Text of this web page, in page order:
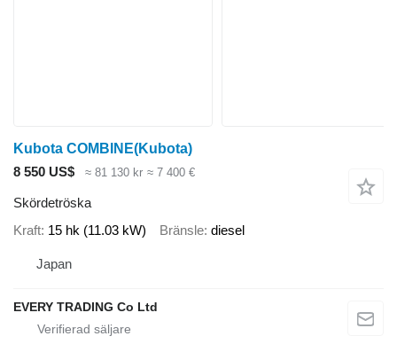
Kubota COMBINE(Kubota)
8 550 US$
≈ 81 130 kr ≈ 7 400 €
Skördetröska
Kraft 15 hk (11.03 kW) Bränsle diesel
Japan
EVERY TRADING Co Ltd